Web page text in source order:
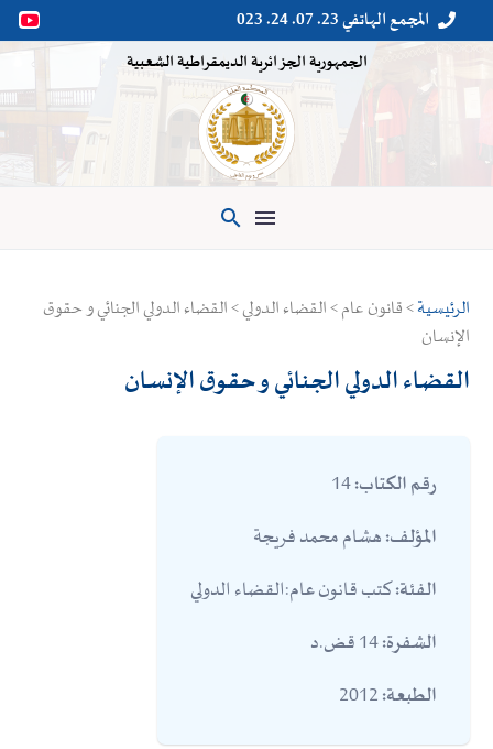

 المجمع الهاتفي 23. 07. 24. 023
الجمهورية الجزائرية الديمقراطية الشعبية

الرئيسية> قانون عام > القضاء الدولي > القضاء الدولي الجنائي و حقوق
الإنسان
القضاء الدولي الجنائي و حقوق الإنسان
رقم الكتاب:
المؤلف:هشام محمد فريجة
الفئة:كتب قانون عام:القضاء الدولي
الشفرة:
الطبعة: